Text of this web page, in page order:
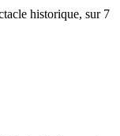
historique, sur 7